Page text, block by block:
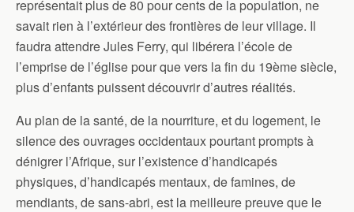
représentait plus de 80 pour cents de la population, ne
savait rien à l’extérieur des frontières de leur village. Il
faudra attendre Jules Ferry, qui libérera l’école de
l’emprise de l’église pour que vers la fin du 19ème siècle,
plus d’enfants puissent découvrir d’autres réalités.
Au plan de la santé, de la nourriture, et du logement, le
silence des ouvrages occidentaux pourtant prompts à
dénigrer l’Afrique, sur l’existence d’handicapés
physiques, d’handicapés mentaux, de famines, de
mendiants, de sans-abri, est la meilleure preuve que le